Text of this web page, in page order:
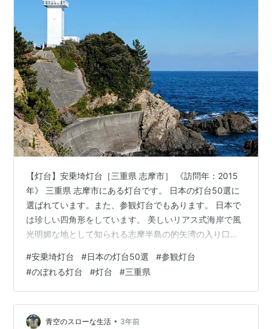
【灯台】安乗埼灯台［三重県 志摩市］ 《訪問年：2015
年》 三重県 志摩市にある灯台です。 日本の灯台50選に
選ばれています。また、参観灯台でもあります。 日本で
は珍しい四角形をしています。 美しいリアス式海岸で風
光明媚な地として知られる志摩半島の的矢湾の入り口に
に灯明台が建てられるほどの難所でした。 初点灯は1873
年（明治6年）で、現在の灯台は2代目となります。 初代
は「日本の灯台の父」と呼ばれる英国人リチャード・ヘ
ンリー・ブラントンが設計した、高さ10.6mの総ケヤキ
造り八角形の木造灯台でした。 日本初の回転式のフレネ
#安乗埼灯台 #日本の灯台50選 #参観灯台
#のぼれる灯台 #灯台 #三重県
青空のスローな生活 • 3年前